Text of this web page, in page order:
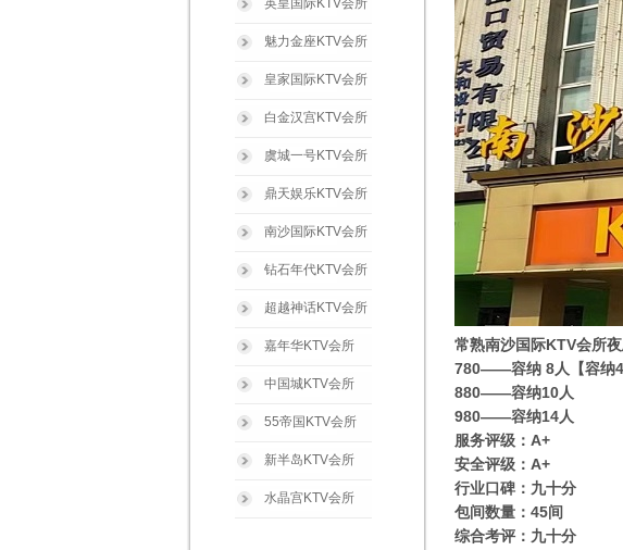
常熟南沙国际KTV会所
780——容纳 8人【容纳
880——容纳10人
980——容纳14人
服务评级：A+
安全评级：A+
行业口碑：九十分
包间数量：45间
综合考评：九十分
英皇国际KTV会所
魅力金座KTV会所
皇家国际KTV会所
白金汉宫KTV会所
虞城一号KTV会所
鼎天娱乐KTV会所
南沙国际KTV会所
钻石年代KTV会所
超越神话KTV会所
嘉年华KTV会所
中国城KTV会所
55帝国KTV会所
新半岛KTV会所
水晶宫KTV会所